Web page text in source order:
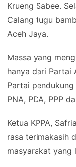
Krueng Sabee.
Calang tugu
Aceh Jaya.
Massa yang
hanya dari Partai
Partai pendukung
PNA, PDA, PPP
Ketua KPPA,
rasa terimakasih
masyarakat yang